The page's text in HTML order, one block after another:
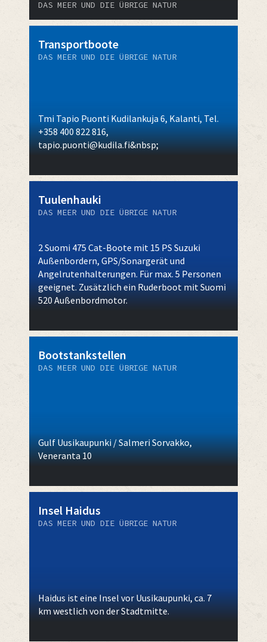
DAS MEER UND DIE ÜBRIGE NATUR
Transportboote
DAS MEER UND DIE ÜBRIGE NATUR
Tmi Tapio Puonti Kudilankuja 6, Kalanti, Tel.
+358 400 822 816,
tapio.puonti@kudila.fi&nbsp;
Tuulenhauki
DAS MEER UND DIE ÜBRIGE NATUR
2 Suomi 475 Cat-Boote mit 15 PS Suzuki
Außenbordern, GPS/Sonargerät und
Angelrutenhalterungen. Für max. 5 Personen
geeignet. Zusätzlich ein Ruderboot mit Suomi
520 Außenbordmotor.
Bootstankstellen
DAS MEER UND DIE ÜBRIGE NATUR
Gulf Uusikaupunki / Salmeri Sorvakko,
Veneranta 10
Insel Haidus
DAS MEER UND DIE ÜBRIGE NATUR
Haidus ist eine Insel vor Uusikaupunki, ca. 7
km westlich von der Stadtmitte.